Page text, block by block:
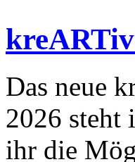
Das neue
2026 steht
ihr die